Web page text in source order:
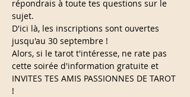
répondrais à toute tes questions sur le
sujet.
D'ici là, les inscriptions sont ouvertes
jusqu'au 30 septembre !
Alors, si le tarot t'intéresse, ne rate pas
cette soirée d'information gratuite et
INVITES TES AMIS PASSIONNES DE TAROT
!